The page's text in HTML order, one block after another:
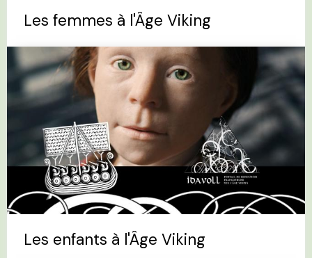
Les femmes à l'Âge Viking
Les enfants à l'Âge Viking